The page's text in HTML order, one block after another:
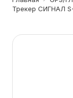
Трекер СИГНАЛ S-